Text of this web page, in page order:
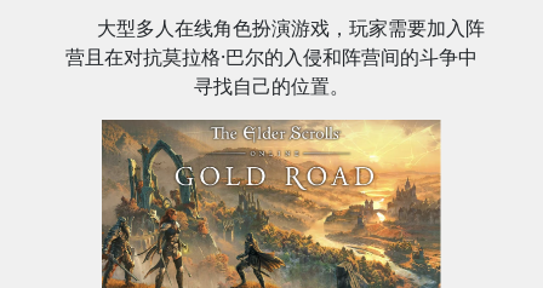
大型多人在线角色扮演游戏，玩家需要加入阵
营且在对抗莫拉格·巴尔的入侵和阵营间的斗争中
寻找自己的位置‌。